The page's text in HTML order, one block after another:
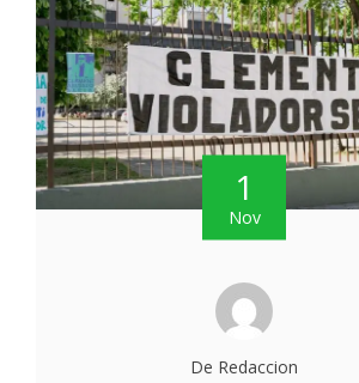
1
Nov
De Redaccion